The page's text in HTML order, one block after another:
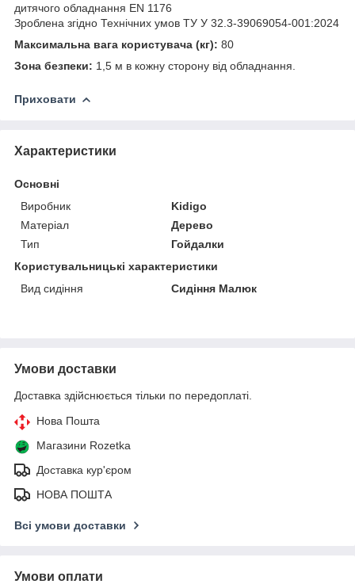
дитячого обладнання EN 1176
Зроблена згідно Технічних умов ТУ У 32.3-39069054-001:2024
Максимальна вага користувача (кг): 80
Зона безпеки: 1,5 м в кожну сторону від обладнання.
Приховати
Характеристики
Основні
Виробник
Kidigo
Матеріал
Дерево
Тип
Гойдалки
Користувальницькі характеристики
Вид сидіння
Сидіння Малюк
Умови доставки
Доставка здійснюється тільки по передоплаті.
Нова Пошта
Магазини Rozetka
Доставка кур'єром
НОВА ПОШТА
Всі умови доставки
Умови оплати